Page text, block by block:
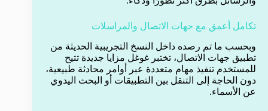
تكامل أعمق مع جهات الاتصال والمراسلات
وبحسب ما تم رصده داخل النسخ التجريبية الحديثة من
تطبيق جهات الاتصال، تختبر غوغل مزايا جديدة تتيح
للمستخدم تنفيذ مهام متعددة عبر أوامر محادثة طبيعية،
دون الحاجة إلى التنقل بين التطبيقات أو البحث اليدوي
عن الأسماء.